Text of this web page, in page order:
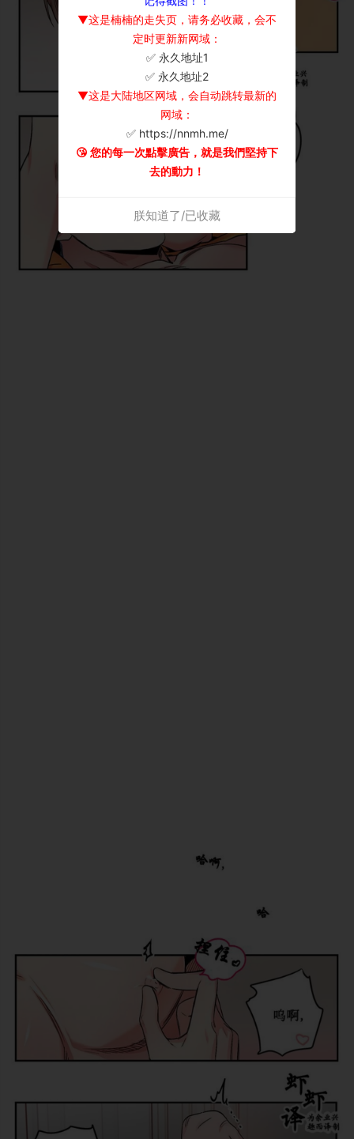
▼这是楠楠的走失页，请务必收藏，会不
定时更新新网域：
✅ 永久地址1
✅ 永久地址2
▼这是大陆地区网域，会自动跳转最新的
网域：
✅ https://nnmh.me/
😘 您的每一次點擊廣告，就是我們堅持下
去的動力！
朕知道了/已收藏